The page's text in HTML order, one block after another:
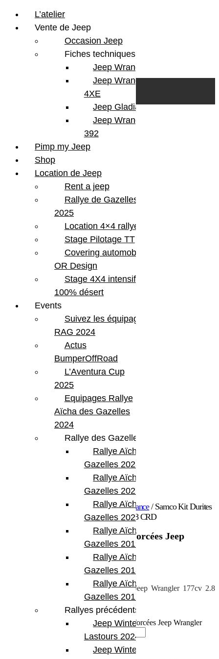
Performance Filtre à air performance/ Samco Kit Durites
silicone renforcées Jeep Wrangler 177cv 2.8 CRD
Samco Kit Durites silicone renforcées Jeep
Wrangler 177cv 2.8 CRD
Durites silicone renforcées Samco pour Jeep Wrangler 177cv 2.8
Backorder
quantité de Samco Kit Durites silicone renforcées Jeep Wrangler
L’atelier
Vente de Jeep
Occasion Jeep
Fiches techniques
Jeep Wrangler JL
Jeep Wrangler
4XE
Jeep Gladiator
Jeep Wrangler V8
392
Pimp my Jeep
Shop
Location de Jeep
Rent a jeep
Rallye de Gazelles
2025
Location 4×4 rallye
Stage Pilotage TT
Covering automobile –
OR Design
Stage 4X4 intensif
100% désert
Events
Suivez les équipages
RAG 2024
Actus
BumperOffRoad
L’Aventura Cup
2025
Equipages Rallye
Aïcha des Gazelles
2024
Rallye des Gazelles
Rallye Aïcha des
Gazelles 2023
Rallye Aïcha des
Gazelles 2022
Rallye Aïcha des
Gazelles 2021 -30th
Rallye Aïcha des
Gazelles 2019
Rallye Aïcha des
Gazelles 2018
Rallye Aïcha des
Gazelles 2017
Rallyes précédents
Jeep Winter
Lastours 2024
Jeep Winter Tour